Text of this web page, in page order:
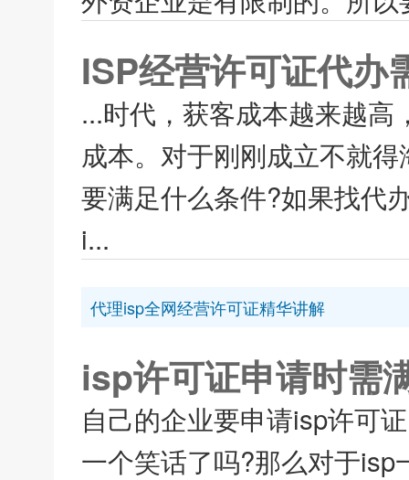
ISP经营许可证代办
...时代，获客成本越来越
成本。对于刚刚成立不就
要满足什么条件?如果找代
i...
代理isp全网经营许可证精华讲解
isp许可证申请时需
自己的企业要申请isp许可
一个笑话了吗?那么对于